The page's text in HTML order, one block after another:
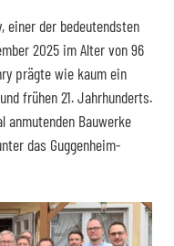
einer der bedeutendsten
2025 im Alter von 96
prägte wie kaum ein
frühen 21. Jahrhunderts.
Bauwerke
das Guggenheim-